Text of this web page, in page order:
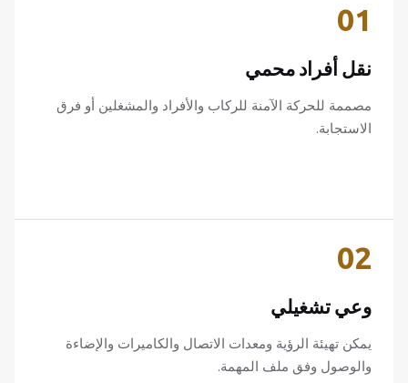
01
نقل أفراد محمي
مصممة للحركة الآمنة للركاب والأفراد والمشغلين أو فرق
الاستجابة.
02
وعي تشغيلي
يمكن تهيئة الرؤية ومعدات الاتصال والكاميرات والإضاءة
والوصول وفق ملف المهمة.